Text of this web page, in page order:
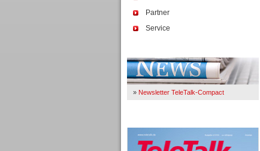
Partner
Service
» Newsletter TeleTalk-Compact